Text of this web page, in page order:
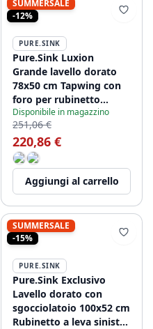
SUMMERSALE
-12%
PURE.SINK
Pure.Sink Luxion
Grande lavello dorato
78x50 cm Tapwing con
foro per rubinetto
PLX7850T-60
Disponibile in magazzino
251,06 €
220,86 €
Aggiungi al carrello
SUMMERSALE
-15%
PURE.SINK
Pure.Sink Exclusivo
Lavello dorato con
sgocciolatoio 100x52 cm
Rubinetto a leva sinistro